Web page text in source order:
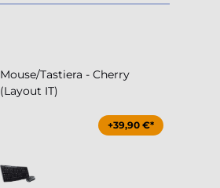
Mouse/Tastiera - Cherry
(Layout IT)
+39,90 €*